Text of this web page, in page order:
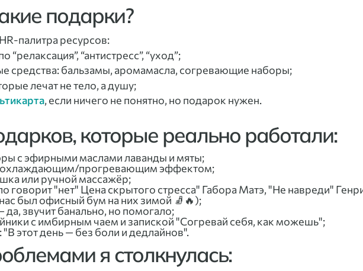
подарки?
палитра ресурсов:
“антистресс”, “уход”;
средства: бальзамы, аромамасла, согревающие наборы;
лечат не тело, а душу;
, если ничего не понятно, но подарок нужен.
которые реально работали:
с эфирными маслами лаванды и мяты;
охлаждающим/прогревающим эффектом;
или ручной массажёр;
говорит "нет" Цена скрытого стресса" Габора Матэ, "Не навреди"
был офисный бум на них зимой 🧦🔥);
звучит банально, но помогало;
с имбирным чаем и запиской "Согревай себя, как можешь";
этот день — без боли и дедлайнов".
я столкнулась: